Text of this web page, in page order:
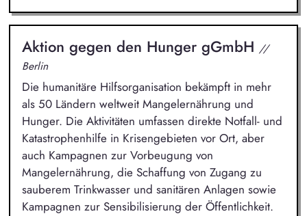
Aktion gegen den Hunger gGmbH //
Berlin
Die humanitäre Hilfsorganisation bekämpft in mehr
als 50 Ländern weltweit Mangelernährung und
Hunger. Die Aktivitäten umfassen direkte Notfall- und
Katastrophenhilfe in Krisengebieten vor Ort, aber
auch Kampagnen zur Vorbeugung von
Mangelernährung, die Schaffung von Zugang zu
sauberem Trinkwasser und sanitären Anlagen sowie
Kampagnen zur Sensibilisierung der Öffentlichkeit.